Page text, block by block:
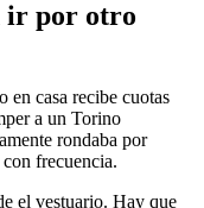
ir por otro
en casa recibe cuotas
a un Torino
rondaba por
frecuencia.
el vestuario. Hay que